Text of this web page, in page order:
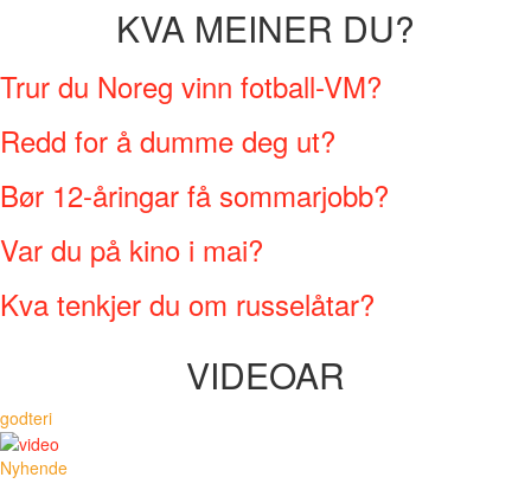
KVA MEINER DU?
Trur du Noreg vinn fotball-VM?
Redd for å dumme deg ut?
Bør 12-åringar få sommarjobb?
Var du på kino i mai?
Kva tenkjer du om russelåtar?
VIDEOAR
godteri
Nyhende